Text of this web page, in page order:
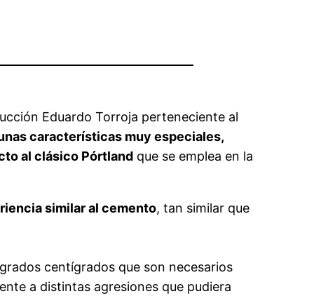
Eduardo Torroja perteneciente al
características muy especiales,
al clásico Pórtland que se emplea en la
similar al cemento, tan similar que
centígrados que son necesarios
a distintas agresiones que pudiera